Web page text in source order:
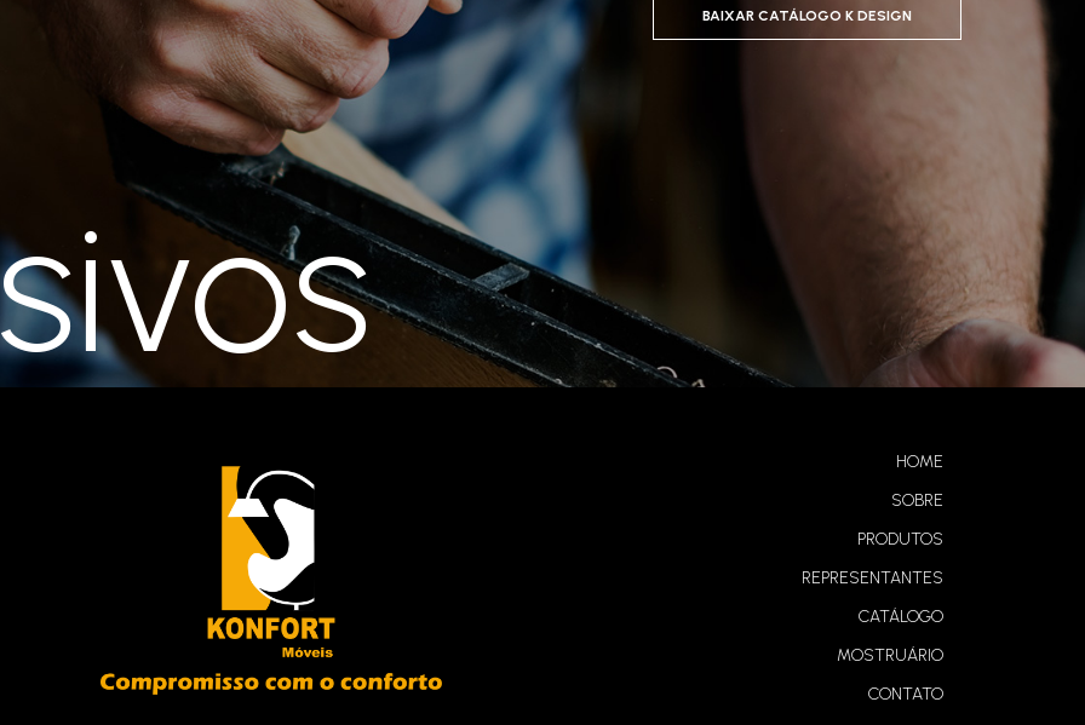
BAIXAR CATÁLOGO K DESIGN
HOME
SOBRE
PRODUTOS
REPRESENTANTES
CATÁLOGO
MOSTRUÁRIO
CONTATO